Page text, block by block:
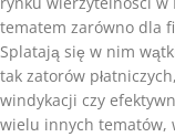
tematem zarówno dla
Splatają się w nim
tak zatorów
windykacji czy
wielu innych tematów,